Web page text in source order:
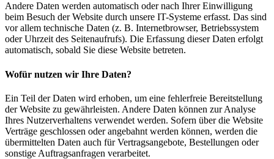
Andere Daten werden automatisch oder nach Ihrer Einwilligung
beim Besuch der Website durch unsere IT-Systeme erfasst. Das sind
vor allem technische Daten (z. B. Internetbrowser, Betriebssystem
oder Uhrzeit des Seitenaufrufs). Die Erfassung dieser Daten erfolgt
automatisch, sobald Sie diese Website betreten.
Wofür nutzen wir Ihre Daten?
Ein Teil der Daten wird erhoben, um eine fehlerfreie Bereitstellung
der Website zu gewährleisten. Andere Daten können zur Analyse
Ihres Nutzerverhaltens verwendet werden. Sofern über die Website
Verträge geschlossen oder angebahnt werden können, werden die
übermittelten Daten auch für Vertragsangebote, Bestellungen oder
sonstige Auftragsanfragen verarbeitet.